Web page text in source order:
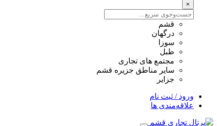
×
قشم
درگهان
سوزا
طبل
مجتمع های تجاری
سایر مناطق جزیره قشم
جزایر
ورود / ثبت نام
علاقه‌مندی ها